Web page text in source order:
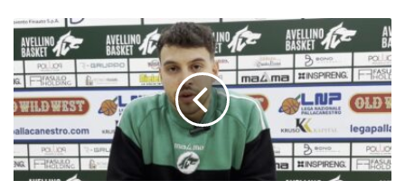
Curcio:
"Mussini
trascinatore,
contro
il
Livorno
non
sarà
semplice"